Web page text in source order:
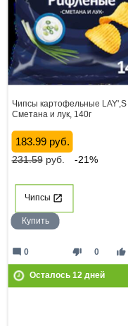
Чипсы картофельные LAY',S
Сметана и лук, 140г
183.99 руб.
231.59руб. -21%
Чипсы
Купить
thumb_down 0 thumb_up
mode_comment 0
Осталось 12дней